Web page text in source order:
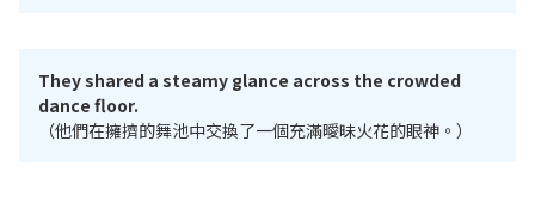
They shared a steamy glance across the crowded
dance floor.
（他們在擁擠的舞池中交換了一個充滿曖昧火花的眼神。）